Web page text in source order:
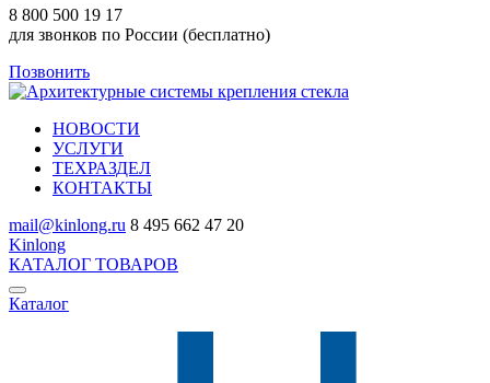
8 800 500 19 17
для звонков по России (бесплатно)
Позвонить
НОВОСТИ
УСЛУГИ
ТЕХРАЗДЕЛ
КОНТАКТЫ
mail@kinlong.ru 8 495 662 47 20
Kinlong
КАТАЛОГ ТОВАРОВ
Каталог